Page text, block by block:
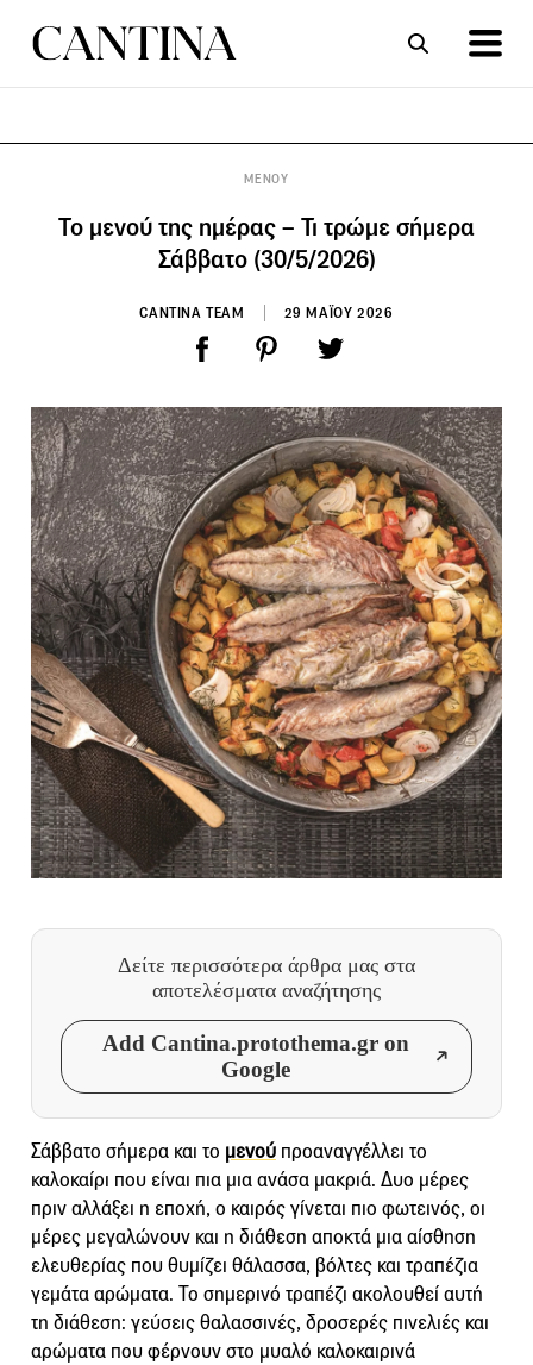
ΜΕΝΟΥ
Το μενού της ημέρας – Τι τρώμε σήμερα
Σάββατο (30/5/2026)
CANTINA TEAM 29 ΜΑΪΟΥ 2026
Δείτε περισσότερα άρθρα μας στα
αποτελέσματα αναζήτησης
Add Cantina.protothema.gr on
Google
Σάββατο σήμερα και το μενού προαναγγέλλει το
καλοκαίρι που είναι πια μια ανάσα μακριά. Δυο μέρες
πριν αλλάξει η εποχή, ο καιρός γίνεται πιο φωτεινός, οι
μέρες μεγαλώνουν και η διάθεση αποκτά μια αίσθηση
ελευθερίας που θυμίζει θάλασσα, βόλτες και τραπέζια
γεμάτα αρώματα. Το σημερινό τραπέζι ακολουθεί αυτή
τη διάθεση: γεύσεις θαλασσινές, δροσερές πινελιές και
αρώματα που φέρνουν στο μυαλό καλοκαιρινά